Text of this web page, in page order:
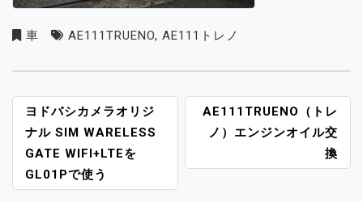
車 AE111TRUENO, AE111トレノ
投
稿
ナ
ビ
ゲ
ヨドバシカメラオリジ
ナル SIM WARELESS
GATE WIFI+LTEを
GL01Pで使う
AE111TRUENO（トレ
ノ）エンジンオイル交
換